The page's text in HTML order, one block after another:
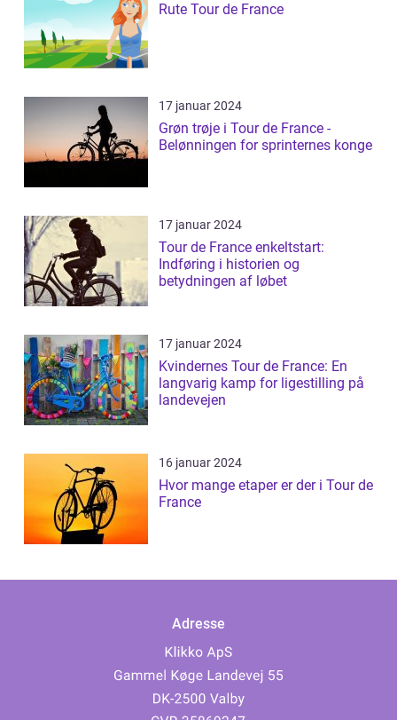
Rute Tour de France
17 januar 2024
Grøn trøje i Tour de France -
Belønningen for sprinternes konge
17 januar 2024
Tour de France enkeltstart:
Indføring i historien og
betydningen af løbet
17 januar 2024
Kvindernes Tour de France: En
langvarig kamp for ligestilling på
landevejen
16 januar 2024
Hvor mange etaper er der i Tour de
France
Adresse